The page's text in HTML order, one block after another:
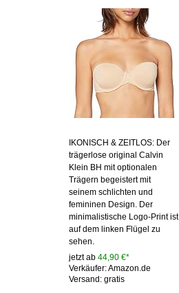
IKONISCH & ZEITLOS: Der
trägerlose original Calvin
Klein BH mit optionalen
Trägern begeistert mit
seinem schlichten und
femininen Design. Der
minimalistische Logo-Print ist
auf dem linken Flügel zu
sehen.
jetzt ab 44,90 €*
Verkäufer: Amazon.de
Versand: gratis